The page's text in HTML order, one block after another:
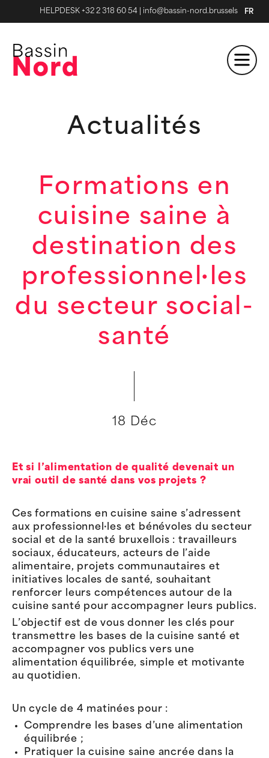
HELPDESK +32 2 318 60 54 info@bassin-nord.brussels FR
Actualités
Formations en
cuisine saine à
destination des
professionnel·les
du secteur social-
santé
18 Déc
Et si l’alimentation de qualité devenait un
vrai outil de santé dans vos projets ?
Ces formations en cuisine saine s’adressent
aux professionnel·les et bénévoles du secteur
social et de la santé bruxellois : travailleurs
sociaux, éducateurs, acteurs de l’aide
alimentaire, projets communautaires et
initiatives locales de santé, souhaitant
renforcer leurs compétences autour de la
cuisine santé pour accompagner leurs publics.
L’objectif est de vous donner les clés pour
transmettre les bases de la cuisine santé et
accompagner vos publics vers une
alimentation équilibrée, simple et motivante
au quotidien.
Un cycle de 4 matinées pour :
Comprendre les bases d’une alimentation
équilibrée ;
Pratiquer la cuisine saine ancrée dans la